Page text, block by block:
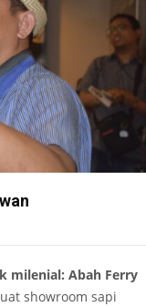
milenial: Abah Ferry
showroom sapi